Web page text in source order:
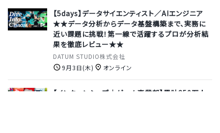
【5days】データサイエンティスト／AIエンジニア
★★データ分析からデータ基盤構築まで、実務に
近い課題に挑戦！第一線で活躍するプロが分析結
果を徹底レビュー★★
DATUM STUDIO株式会社
9月3日(木)
オンライン
【インターンシップ｜ゲーム事業部】累計250万人